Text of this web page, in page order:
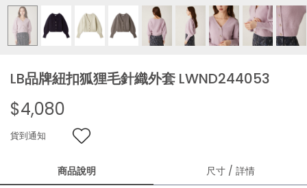
LB品牌紐扣狐狸毛針織外套 LWND244053
$4,080
貨到通知
商品說明 尺寸 / 詳情